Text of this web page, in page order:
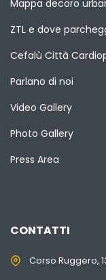
Mappa decoro
ZTL e dove
Cefalù Città
Parlano di noi
Video Gallery
Photo Gallery
Press Area
CONTATTI
Corso Ruggero,